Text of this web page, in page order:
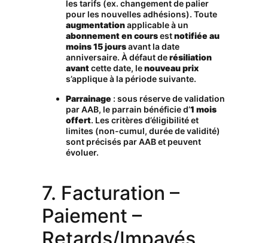
les tarifs (ex. changement de palier
pour les nouvelles adhésions). Toute
augmentationapplicable à un
abonnement en coursestnotifiée au
moins 15 joursavant la date
anniversaire. À défaut derésiliation
avantcette date, lenouveau prix
s’applique à la période suivante.
Parrainage : sous réserve de validation
par AAB, le parrain bénéficie d’1 mois
offert. Les critères d’éligibilité et
limites (non-cumul, durée de validité)
sont précisés par AAB et peuvent
évoluer.
7. Facturation –
Paiement –